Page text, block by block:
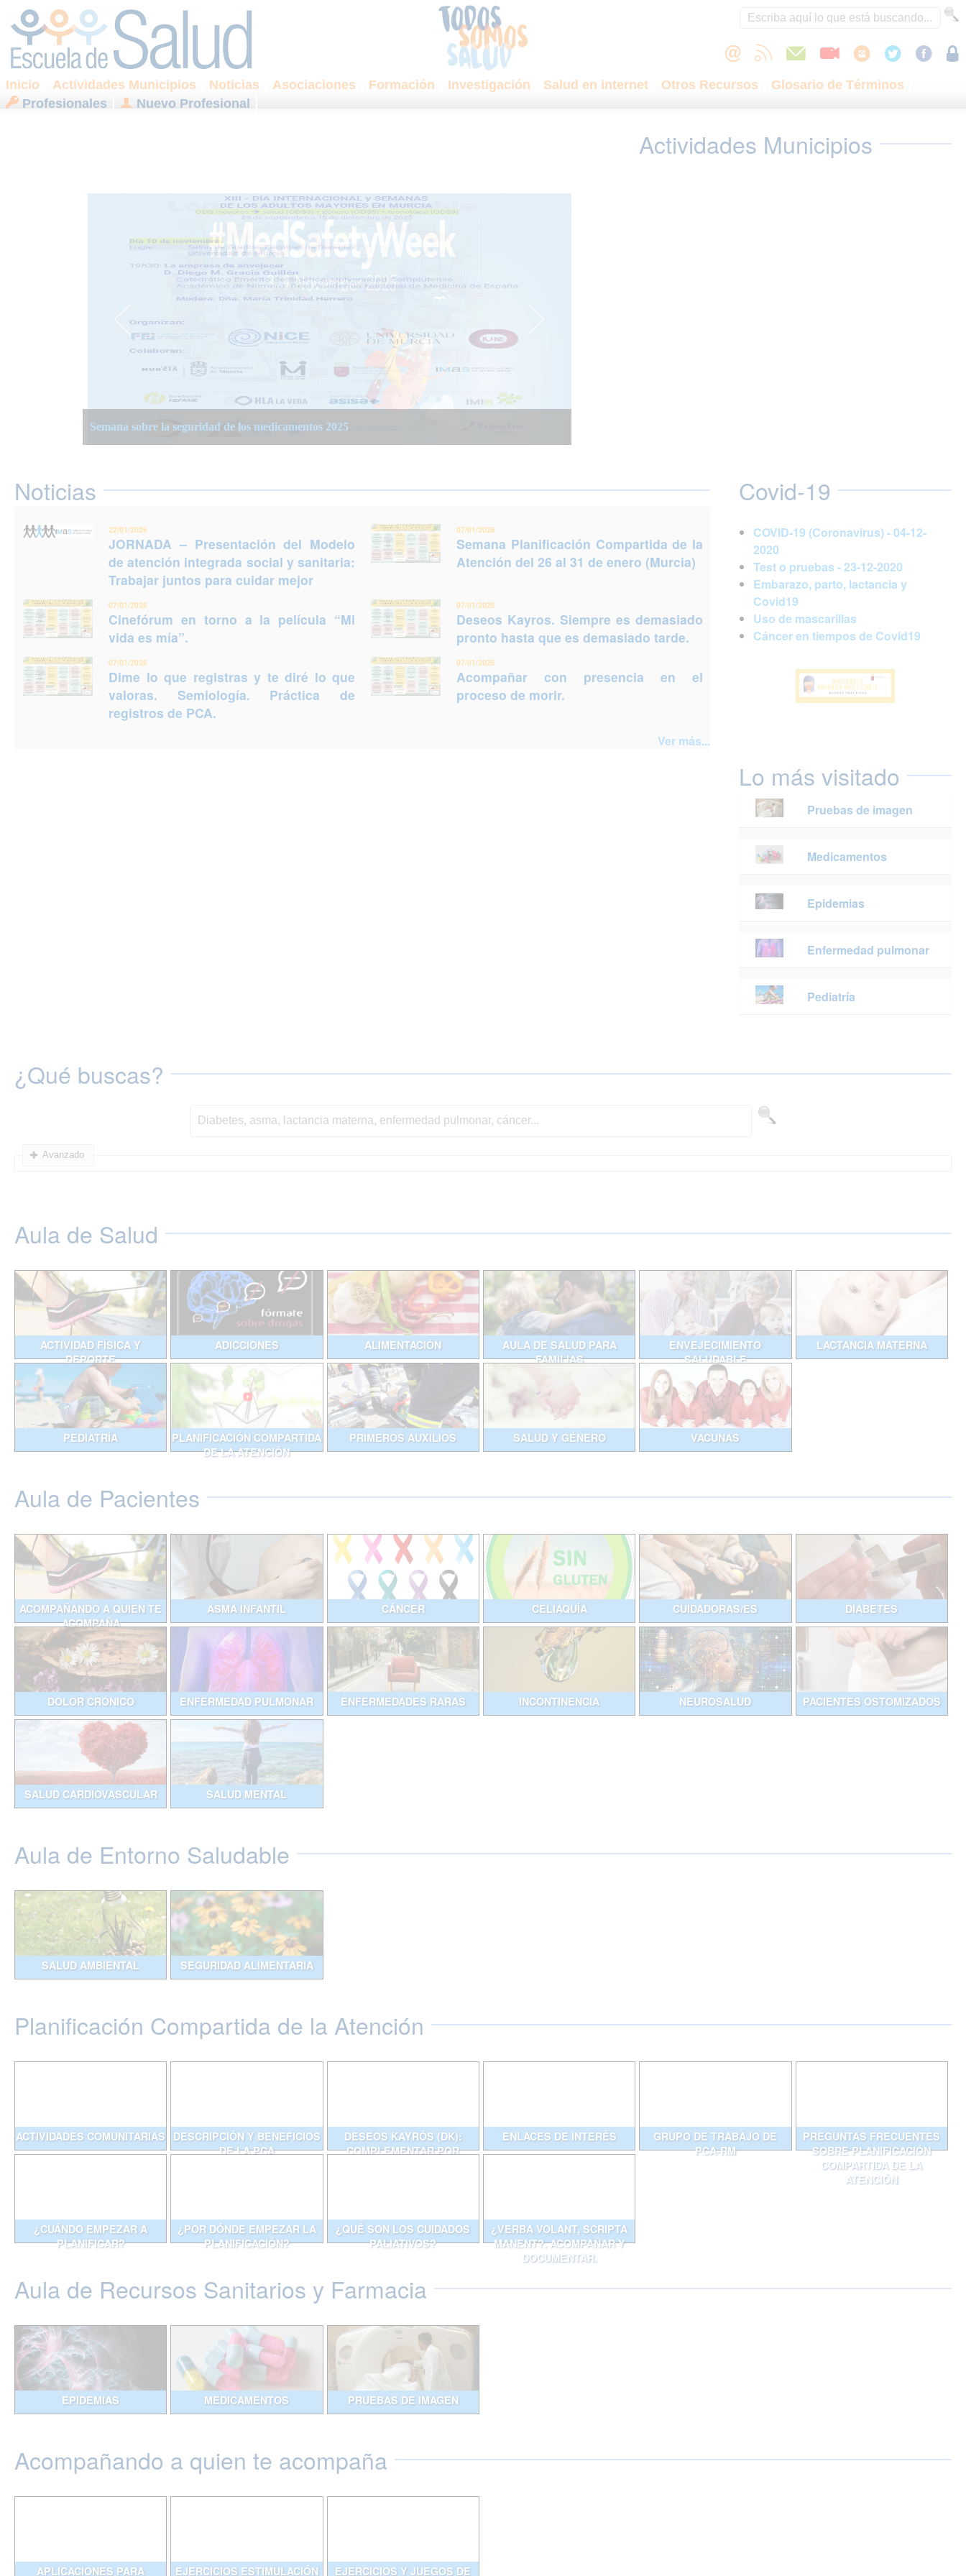
Inicio Actividades Municipios Noticias Asociaciones Formación Investigación Salud en internet Otros Recursos
Glosario de Términos
Profesionales
Nuevo Profesional
JORNADA – Presentación del Modelo de atención integrada social y sanitaria: Trabajar juntos
para cuidar mejor
Semana Planificación Compartida de la Atención del 26 al 31 de enero (Murcia)
XIII Semanas Adultos Mayores en Murcia 2025
Semana sobre la seguridad de los medicamentos 2025
Actividades Municipios
Noticias
22/01/2026
JORNADA – Presentación del Modelo
de atención integrada social y sanitaria:
Trabajar juntos para cuidar mejor
07/01/2026
Semana Planificación Compartida de la
Atención del 26 al 31 de enero (Murcia)
07/01/2026
Cinefórum en torno a la película “Mi
vida es mía”.
07/01/2026
Deseos Kayros. Siempre es demasiado
pronto hasta que es demasiado tarde.
07/01/2026
Dime lo que registras y te diré lo que
valoras. Semiología. Práctica de
registros de PCA.
07/01/2026
Acompañar con presencia en el
proceso de morir.
Ver más...
Covid-19
COVID-19 (Coronavirus) - 04-12-
2020
Test o pruebas - 23-12-2020
Embarazo, parto, lactancia y
Covid19
Uso de mascarillas
Cáncer en tiempos de Covid19
Lo más visitado
Pruebas de imagen
Medicamentos
Epidemias
Enfermedad pulmonar
Pediatría
¿Qué buscas?
Avanzado
Aula de Salud
ACTIVIDAD FÍSICA Y
DEPORTE
ADICCIONES ALIMENTACIÓN
AULA DE SALUD PARA
FAMILIAS
ENVEJECIMIENTO
SALUDABLE
LACTANCIA MATERNA
PEDIATRÍA
PLANIFICACIÓN COMPARTIDA
DE LA ATENCIÓN
PRIMEROS AUXILIOS SALUD Y GÉNERO VACUNAS
Aula de Pacientes
ACOMPAÑANDO A QUIEN TE
ACOMPAÑA
ASMA INFANTIL CÁNCER CELIAQUÍA CUIDADORAS/ES DIABETES
DOLOR CRÓNICO ENFERMEDAD PULMONAR ENFERMEDADES RARAS INCONTINENCIA NEUROSALUD PACIENTES OSTOMIZADOS
SALUD CARDIOVASCULAR SALUD MENTAL
Aula de Entorno Saludable
SALUD AMBIENTAL SEGURIDAD ALIMENTARIA
Planificación Compartida de la Atención
ACTIVIDADES COMUNITARIAS DESCRIPCIÓN Y BENEFICIOS
DE LA PCA
DESEOS KAYRÓS (DK):
COMPLEMENTAR POR
ENLACES DE INTERÉS
GRUPO DE TRABAJO DE
PCA-RM
PREGUNTAS FRECUENTES
SOBRE PLANIFICACIÓN
COMPARTIDA DE LA
ATENCIÓN
¿CUÁNDO EMPEZAR A
PLANIFICAR?
¿POR DÓNDE EMPEZAR LA
PLANIFICACIÓN?
¿QUÉ SON LOS CUIDADOS
PALIATIVOS?
¿VERBA VOLANT, SCRIPTA
MANENT?. ACOMPAÑAR Y
DOCUMENTAR.
Aula de Recursos Sanitarios y Farmacia
EPIDEMIAS MEDICAMENTOS PRUEBAS DE IMAGEN
Acompañando a quien te acompaña
APLICACIONES PARA EJERCICIOS ESTIMULACIÓN EJERCICIOS Y JUEGOS DE